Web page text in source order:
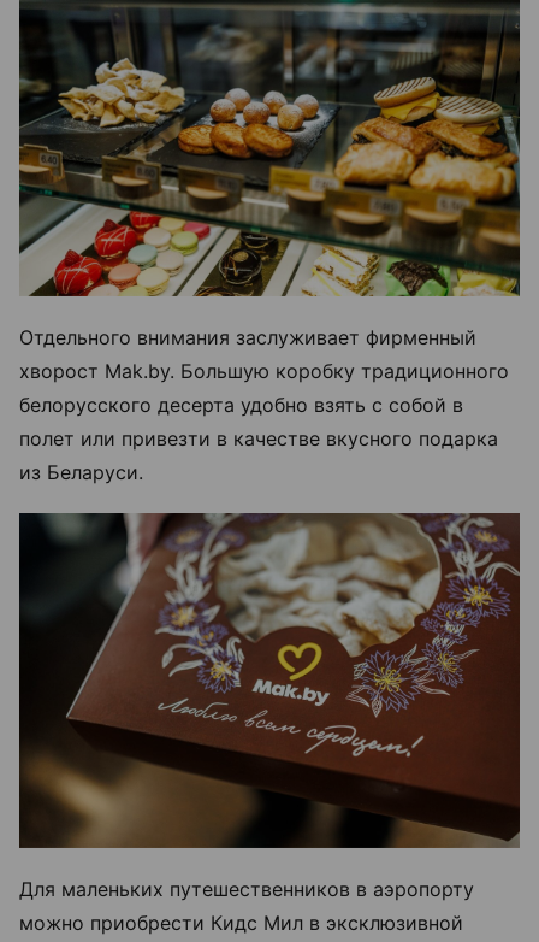
Отдельного внимания заслуживает фирменный
хворост Mak.by. Большую коробку традиционного
белорусского десерта удобно взять с собой в
полет или привезти в качестве вкусного подарка
из Беларуси.
Для маленьких путешественников в аэропорту
можно приобрести Кидс Мил в эксклюзивной